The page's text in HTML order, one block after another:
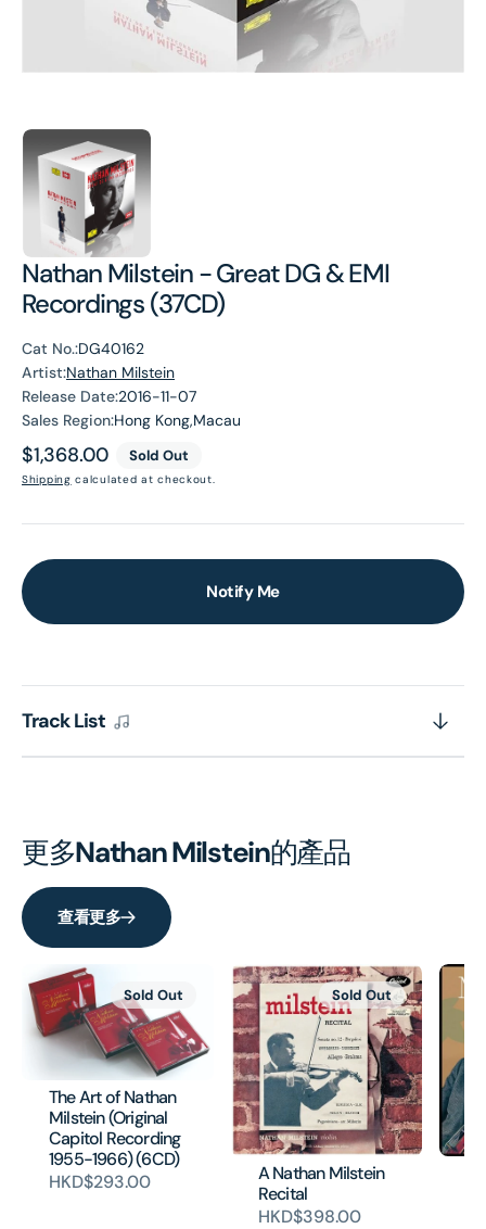
Nathan Milstein - Great DG & EMI
Recordings (37CD)
Cat No.:DG40162
Artist:Nathan Milstein
Release Date:2016-11-07
Sales Region:Hong Kong,Macau
Regular
price
$1,368.00 Sold Out
Shipping calculated at checkout.
Notify Me
Track List
更多Nathan Milstein的產品
查看更多
The Art of Nathan
Milstein (Original
Capitol Recording
1955-1966) (6CD)
HKD$293.00
Sold Out
A Nathan Milstein
Recital
HKD$398.00
Sold Out